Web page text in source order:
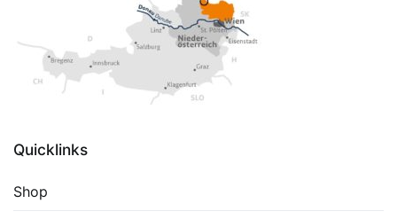
Quicklinks
Shop